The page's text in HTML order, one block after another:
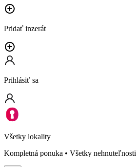
Pridať inzerát
Prihlásiť sa
Všetky lokality
Kompletná ponuka • Všetky nehnuteľnosti